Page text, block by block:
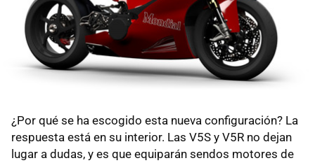
¿Por qué se ha escogido esta nueva configuración? La
respuesta está en su interior. Las V5S y V5R no dejan
lugar a dudas, y es que equiparán sendos motores de